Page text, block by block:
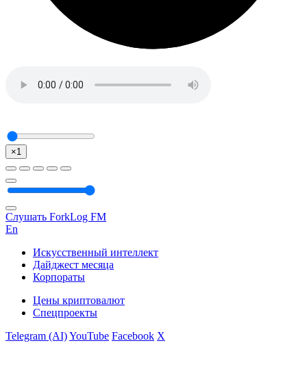
×1
Слушать ForkLog FM
En
Искусственный интеллект
Дайджест месяца
Корпораты
Цены криптовалют
Спецпроекты
Telegram (AI)YouTube Facebook X